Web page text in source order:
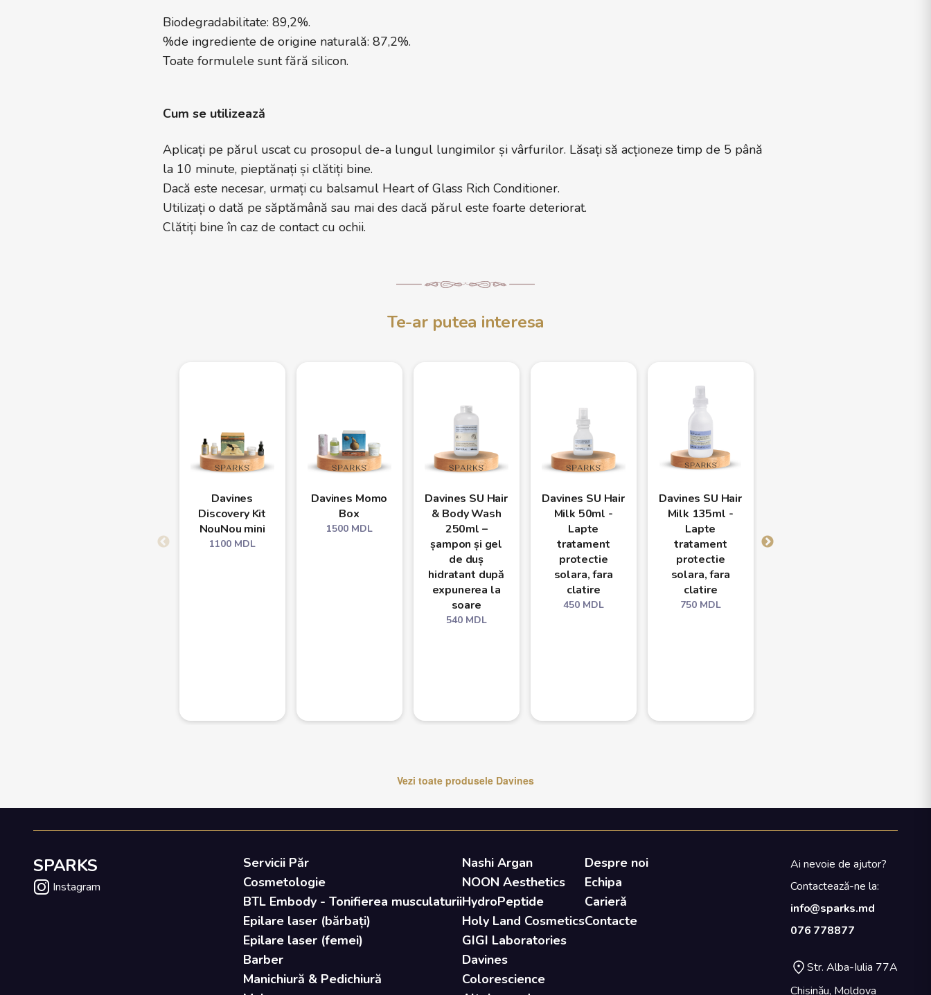
Biodegradabilitate: 89,2%.
%de ingrediente de origine naturală: 87,2%.
Toate formulele sunt fără silicon.
Cum se utilizează
Aplicați pe părul uscat cu prosopul de-a lungul lungimilor și vârfurilor. Lăsați să acționeze timp de 5 până
la 10 minute, pieptănați și clătiți bine.
Dacă este necesar, urmați cu balsamul Heart of Glass Rich Conditioner.
Utilizați o dată pe săptămână sau mai des dacă părul este foarte deteriorat.
Clătiți bine în caz de contact cu ochii.
Te-ar putea interesa
Davines
Discovery Kit
NouNou mini
1100MDL
Davines Momo
Box
1500MDL
Davines SU Hair
& Body Wash
250ml –
șampon și gel
de duș
hidratant după
expunerea la
soare
540MDL
Davines SU Hair
Milk 50ml -
Lapte
tratament
protectie
solara, fara
clatire
450MDL
Davines SU Hair
Milk 135ml -
Lapte
tratament
protectie
solara, fara
clatire
750MDL
Vezi toate produsele Davines
SPARKS
Instagram
Servicii Păr
Cosmetologie
BTL Embody - Tonifierea musculaturii
Epilare laser (bărbați)
Epilare laser (femei)
Barber
Manichiură & Pedichiură
Nashi Argan
NOON Aesthetics
HydroPeptide
Holy Land Cosmetics
GIGI Laboratories
Davines
Colorescience
Despre noi
Echipa
Carieră
Contacte
Ai nevoie de ajutor?
Contactează-ne la:
info@sparks.md
076 778877
Str. Alba-Iulia 77A
Chișinău, Moldova